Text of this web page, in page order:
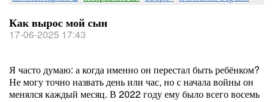
Как вырос мой сын
17-06-2025 17:43
Я часто думаю: а когда именно он перестал быть ребёнком?
Не могу точно назвать день или час, но с начала войны он
менялся каждый месяц. В 2022 году ему было всего восемь